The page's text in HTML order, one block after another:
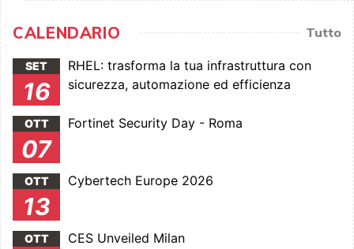
CALENDARIO Tutto
SET
16
RHEL: trasforma la tua infrastruttura con
sicurezza, automazione ed efficienza
OTT
07
Fortinet Security Day - Roma
OTT
13
Cybertech Europe 2026
OTT CES Unveiled Milan